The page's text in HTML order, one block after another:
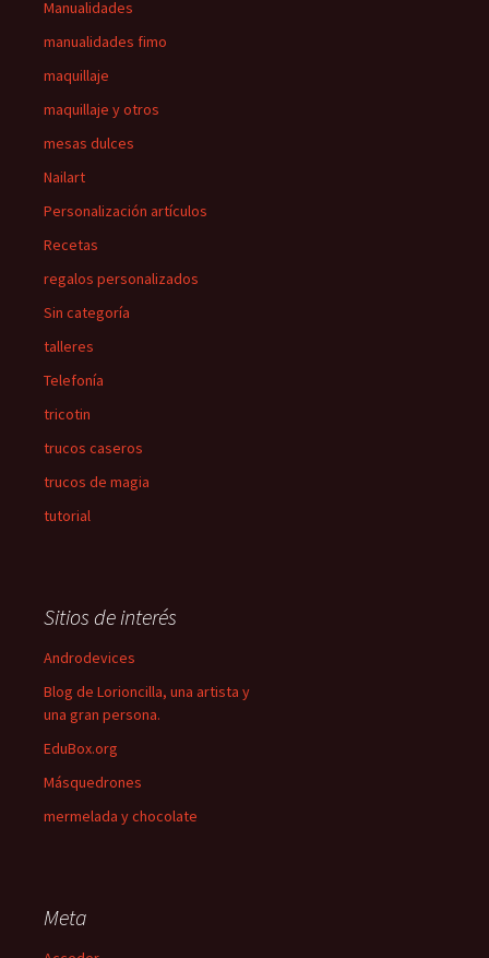
Manualidades
manualidades fimo
maquillaje
maquillaje y otros
mesas dulces
Nailart
Personalización artículos
Recetas
regalos personalizados
Sin categoría
talleres
Telefonía
tricotin
trucos caseros
trucos de magia
tutorial
Sitios de interés
Androdevices
Blog de Lorioncilla, una artista y
una gran persona.
EduBox.org
Másquedrones
mermelada y chocolate
Meta